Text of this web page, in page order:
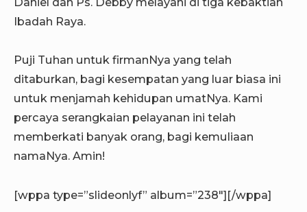
Ibadah Raya.
Puji Tuhan untuk firmanNya yang telah
ditaburkan, bagi kesempatan yang luar biasa ini
untuk menjamah kehidupan umatNya. Kami
percaya serangkaian pelayanan ini telah
memberkati banyak orang, bagi kemuliaan
namaNya. Amin!
[wppa type=”slideonlyf” album=”238″][/wppa]